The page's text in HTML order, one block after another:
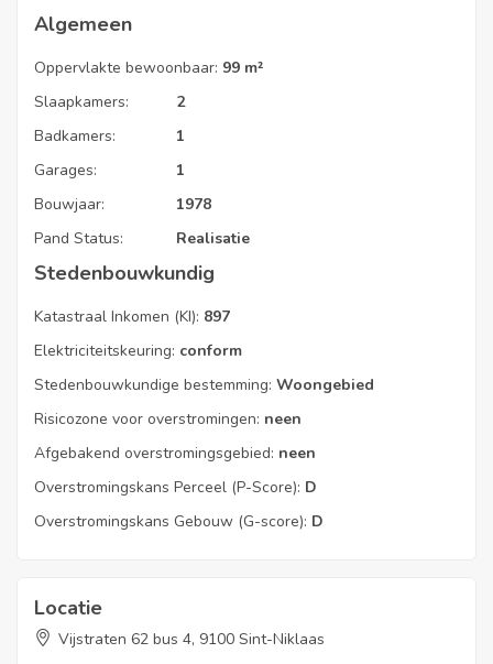
20220622-0002628132-RES-1
Algemeen
Oppervlakte bewoonbaar: 99 m²
Slaapkamers:
2
Badkamers:
1
Garages:
1
Bouwjaar:
1978
Pand Status:
Realisatie
Stedenbouwkundig
Katastraal Inkomen (KI): 897
Elektriciteitskeuring: conform
Stedenbouwkundige bestemming: Woongebied
Risicozone voor overstromingen: neen
Afgebakend overstromingsgebied: neen
Overstromingskans Perceel (P-Score): D
Overstromingskans Gebouw (G-score): D
Locatie
Vijstraten 62 bus 4, 9100 Sint-Niklaas